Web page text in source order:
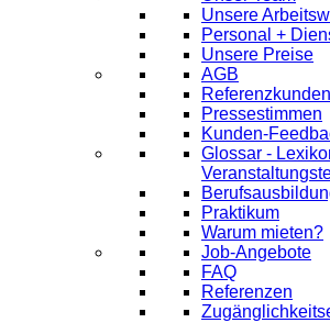
Unsere
Personal +
Unsere Preise
AGB
Referenzkunden
Pressestimmen
Kunden-
Glossar -
Praktikum
Warum mieten?
Job-Angebote
FAQ
Referenzen